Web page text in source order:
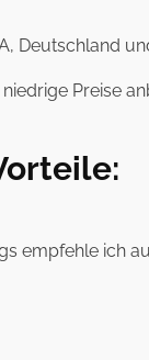
Deutschland
Preise
empfehle ich